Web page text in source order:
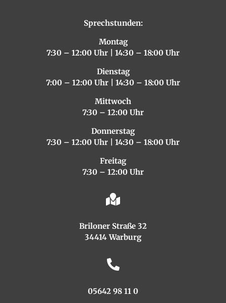
Sprechstunden:
Montag
7:30 – 12:00 Uhr | 14:30 – 18:00 Uhr
Dienstag
7:00 – 12:00 Uhr | 14:30 – 18:00 Uhr
Mittwoch
7:30 – 12:00 Uhr
Donnerstag
7:30 – 12:00 Uhr | 14:30 – 18:00 Uhr
Freitag
7:30 – 12:00 Uhr

Briloner Straße 32
34414 Warburg

05642 98 11 0